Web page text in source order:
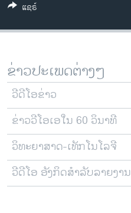
ທຸລະກິດ
ພາສາອັງກິດ
ສຽງ
ລາຍການກະຈາຍສຽງ
ລາຍງານ
ຕິດຕາມພວກເຮົາ ທີ່
ພາສາຕ່າງໆ
ແຊຣ໌
ຂ່າວປະເພດຕ່າງໆ
ວີດີໂອຂ່າວ
ຂ່າວວີໂອເອໃນ 60 ວິນາທີ
ວິທະຍາສາດ-ເທັກໂນໂລຈີ
ວີດີໂອ ອັງກິດສຳລັບລາຍງານ